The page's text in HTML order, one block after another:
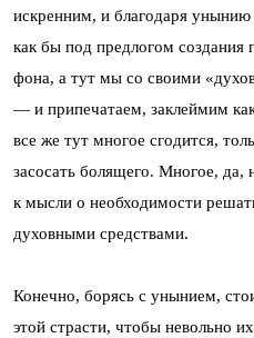
искренним, и благодаря
как бы под предлогом создания
фона, а тут мы со своими
— и припечатаем, заклеймим
все же тут многое сгодится,
засосать болящего. Многое, да,
к мысли о необходимости
духовными средствами.
Конечно, борясь с унынием,
этой страсти, чтобы невольно